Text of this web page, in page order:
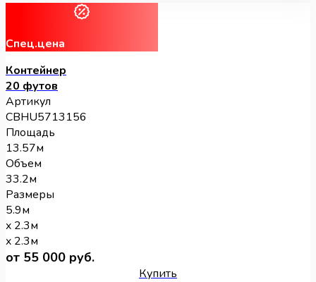
Спец.цена
Контейнер
20 футов
Артикул
CBHU5713156
Площадь
13.57м
Объем
33.2м
Размеры
5.9м
x 2.3м
x 2.3м
от 55 000 руб.
Купить